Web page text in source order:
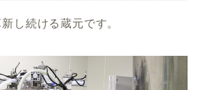
し続ける蔵元です。